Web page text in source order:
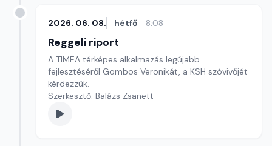
2026. 06. 08. hétfő 8:08
Reggeli riport
A TIMEA térképes alkalmazás legújabb
fejlesztéséről Gombos Veronikát, a KSH szóvivőjét
kérdezzük.
Szerkesztő: Balázs Zsanett